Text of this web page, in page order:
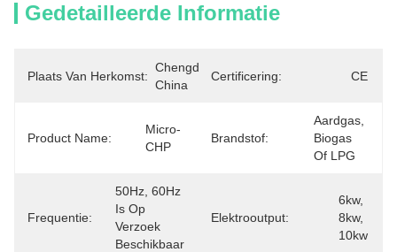
Gedetailleerde Informatie
Plaats Van Herkomst:
Chengdu,
China
Certificering: CE
Product Name:
Micro-
CHP
Brandstof:
Aardgas,
Biogas
Of LPG
Frequentie:
50Hz, 60Hz
Is Op
Verzoek
Beschikbaar
Elektrooutput:
6kw,
8kw,
10kw